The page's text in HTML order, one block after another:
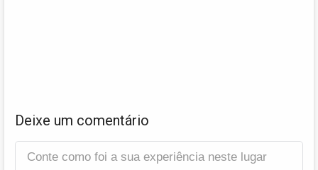
Deixe um comentário